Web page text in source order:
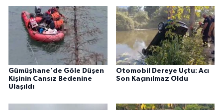
Gümüşhane'de Göle Düşen
Kişinin Cansız Bedenine
Ulaşıldı
Otomobil Dereye Uçtu: Acı
Son Kaçınılmaz Oldu